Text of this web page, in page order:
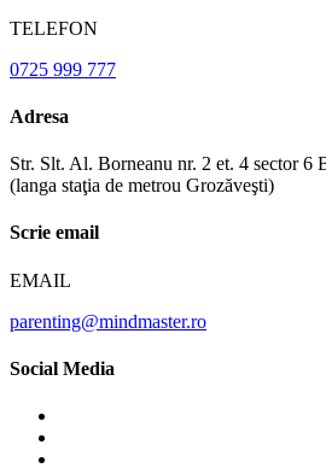
TELEFON
0725 999 777
Adresa
Str. Slt. Al. Borneanu nr. 2 et. 4 sector 6
(langa staţia de metrou Grozăveşti)
Scrie email
EMAIL
parenting@mindmaster.ro
Social Media